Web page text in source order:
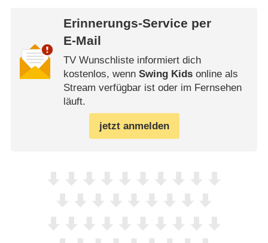
Erinnerungs-Service per
E-Mail
TV Wunschliste informiert dich
kostenlos, wenn Swing Kidsonline als
Stream verfügbar ist oder im Fernsehen
läuft.
jetzt anmelden